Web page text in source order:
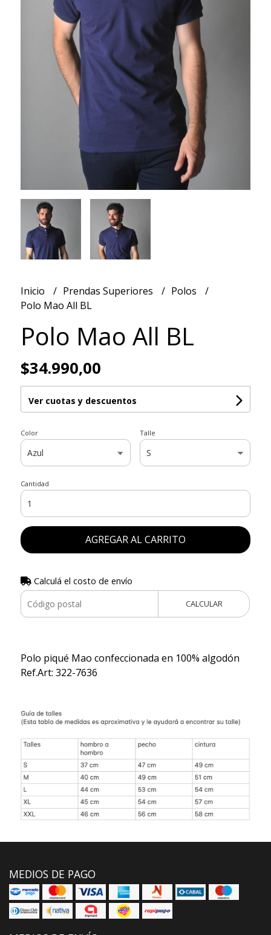
Inicio Prendas Superiores
Polos
Polo Mao All BL
Polo Mao All BL
$34.990,00
Ver cuotas y descuentos
Color Talle
Cantidad
AGREGAR AL CARRITO
Calculá el costo de envío
CALCULAR
Polo piqué Mao confeccionada en 100% algodón
Ref.Art: 322-7636
MEDIOS DE PAGO